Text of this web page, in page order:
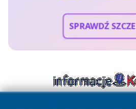
SPRAWDŹ